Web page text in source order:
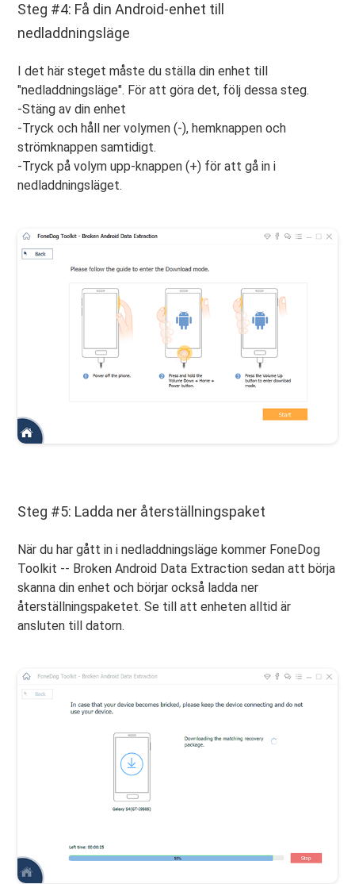
Steg #4: Få din Android-enhet till
nedladdningsläge
I det här steget måste du ställa din enhet till
"nedladdningsläge". För att göra det, följ dessa steg.
-Stäng av din enhet
-Tryck och håll ner volymen (-), hemknappen och
strömknappen samtidigt.
-Tryck på volym upp-knappen (+) för att gå in i
nedladdningsläget.
Steg #5: Ladda ner återställningspaket
När du har gått in i nedladdningsläge kommer FoneDog
Toolkit -- Broken Android Data Extraction sedan att börja
skanna din enhet och börjar också ladda ner
återställningspaketet. Se till att enheten alltid är
ansluten till datorn.